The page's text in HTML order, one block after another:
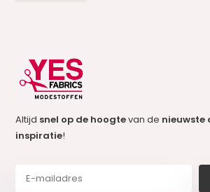
Altijd snel op de hoogtevan de nieuwste
inspiratie!